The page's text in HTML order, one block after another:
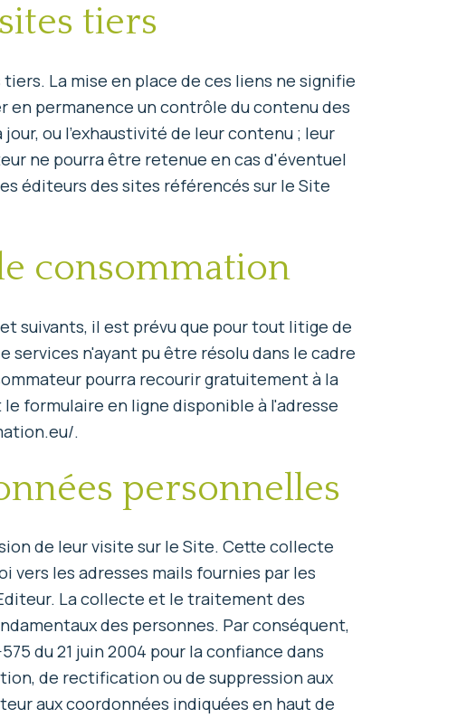
tiers
La mise en place de ces liens ne signifie
en permanence un contrôle du contenu des
ou l'exhaustivité de leur contenu ; leur
ne pourra être retenue en cas d'éventuel
éditeurs des sites référencés sur le Site
consommation
suivants, il est prévu que pour tout litige de
n'ayant pu être résolu dans le cadre
pourra recourir gratuitement à la
formulaire en ligne disponible à l'adresse
.
personnelles
de leur visite sur le Site. Cette collecte
vers les adresses mails fournies par les
La collecte et le traitement des
des personnes. Par conséquent,
du 21 juin 2004 pour la confiance dans
de rectification ou de suppression aux
aux coordonnées indiquées en haut de